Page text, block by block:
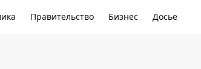
Правительство Бизнес Досье